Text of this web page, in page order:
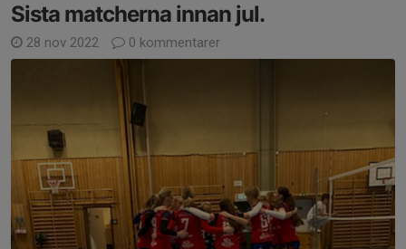
Sista matcherna innan jul.
28 nov 2022 0 kommentarer